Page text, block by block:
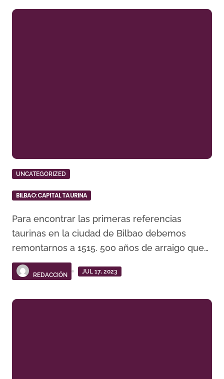
UNCATEGORIZED
BILBAO: CAPITAL TAURINA
Para encontrar las primeras referencias
taurinas en la ciudad de Bilbao debemos
remontarnos a 1515. 500 años de arraigo que…
REDACCIÓN
JUL 17, 2023